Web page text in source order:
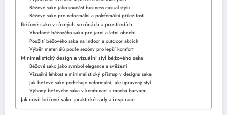
Béžové sako jako součást business casual stylu
Béžové sako pro neformální a polofomální příležitosti
Béžové sako v různých sezónách a prostředích
Vhodnost béžového saka pro jarní a letní období
Použití béžového saka na indoor a outdoor akcích
Výběr materiálů podle sezóny pro lepší komfort
Minimalistický design a vizuální styl béžového saka
Béžové sako jako symbol elegance a svěžesti
Vizuální lehkost a minimalistický přístup v designu saka
Jak béžové sako podtrhuje neformální, ale upravený styl
Výhody béžového saka v kombinaci s mnoha barvami
Jak nosit béžové sako: praktické rady a inspirace